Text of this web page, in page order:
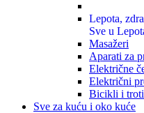
Lepota,
Sve u
Masažeri
Aparati za
Električne
Električni
Bicikli i
Sve za kuću i oko kuće